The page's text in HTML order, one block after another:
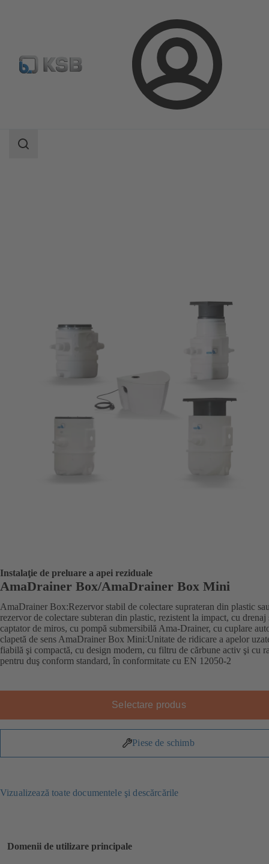
Conectare
AmaDrainer Box/AmaDrainer Box Mini
Domeniu
Instalaţie de preluare a apei reziduale
AmaDrainer Box/AmaDrainer Box Mini
AmaDrainer Box:Rezervor stabil de colectare suprateran din plastic
rezervor de colectare subteran din plastic, rezistent la impact, cu drenaj
captator de miros, cu pompă submersibilă Ama-Drainer, cu cuplare
clapetă de sens AmaDrainer Box Mini:Unitate de ridicare a apelor
fiabilă şi compactă, cu design modern, cu filtru de cărbune activ şi cu
pentru duş conform standard, în conformitate cu EN 12050-2
Selectare produs
Piese de schimb
Vizualizează toate documentele şi descărcările
Domenii de utilizare principale